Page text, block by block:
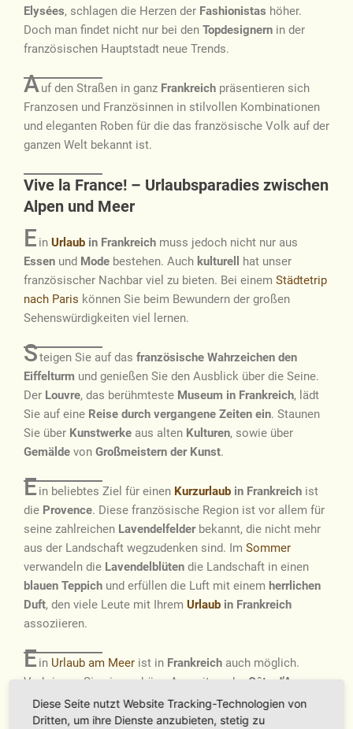
Elysées, schlagen die Herzen der Fashionistas höher.
Doch man findet nicht nur bei den Topdesignern in der
französischen Hauptstadt neue Trends.
Auf den Straßen in ganz Frankreichpräsentieren sich
Franzosen und Französinnen in stilvollen Kombinationen
und eleganten Roben für die das französische Volk auf der
ganzen Welt bekannt ist.
Vive la France! – Urlaubsparadies zwischen
Alpen und Meer
E in Urlaubin Frankreichmuss jedoch nicht nur aus
Essen und Mode bestehen. Auch kulturell
hat unser
französischer Nachbar viel zu bieten. Bei einem Städtetrip
nach Paris können Sie beim Bewundern der großen
Sehenswürdigkeiten viel lernen.
Steigen Sie auf das französische Wahrzeichen den
Eiffelturm und genießen Sie den Ausblick über die Seine.
Der Louvre, das berühmteste Museum in Frankreich, lädt
Sie auf eine Reise durch vergangene Zeiten ein. Staunen
Sie über Kunstwerke aus alten Kulturen, sowie über
Gemälde von Großmeistern der Kunst.
Ein beliebtes Ziel für einen Kurzurlaubin Frankreichist
die Provence. Diese französische Region ist vor allem für
seine zahlreichen Lavendelfelderbekannt, die nicht mehr
aus der Landschaft wegzudenken sind. Im Sommer
verwandeln die Lavendelblüten die Landschaft in einen
blauen Teppich und erfüllen die Luft mit einem herrlichen
Duft, den viele Leute mit Ihrem Urlaub in Frankreich
assoziieren.
Ein Urlaub am Meerist in Frankreichauch möglich.
Verbringen Sie eine schöne Auszeit an der Côte d’Azur
und genießen Sie dasfranzösische Mittelmeer. Ob Sie
einfach nur amMeerentspannen wollen oder eine der
Diese Seite nutzt Website Tracking-Technologien von
Dritten, um ihre Dienste anzubieten, stetig zu